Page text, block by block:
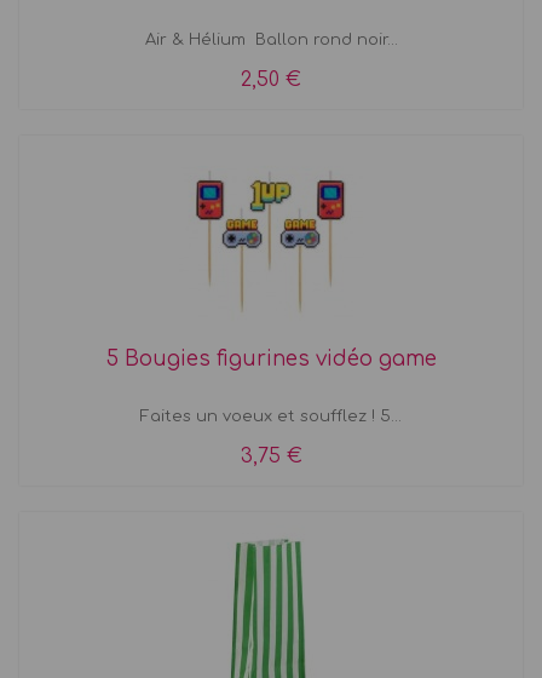
Air & Hélium Ballon rond noir...
2,50 €
5 Bougies figurines vidéo game
Faites un voeux et soufflez ! 5...
3,75 €